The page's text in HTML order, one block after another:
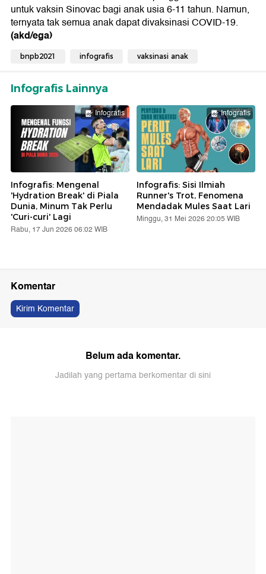
untuk vaksin Sinovac bagi anak usia 6-11 tahun. Namun,
ternyata tak semua anak dapat divaksinasi COVID-19.
(akd/ega)
bnpb2021 infografis vaksinasi anak
Infografis Lainnya
Infografis
Infografis: Mengenal
'Hydration Break' di Piala
Dunia, Minum Tak Perlu
'Curi-curi' Lagi
Rabu, 17 Jun 2026 06:02 WIB
Infografis
Infografis: Sisi Ilmiah
Runner's Trot, Fenomena
Mendadak Mules Saat Lari
Minggu, 31 Mei 2026 20:05 WIB
Komentar
Kirim Komentar
Belum ada komentar.
Jadilah yang pertama berkomentar di sini